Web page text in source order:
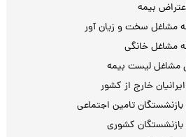
بیمه
مشاغل سخت و زیان آور
مشاغل خانگی
مشاغل لیست بیمه
خارج از کشور
تامین اجتماعی
کشوری